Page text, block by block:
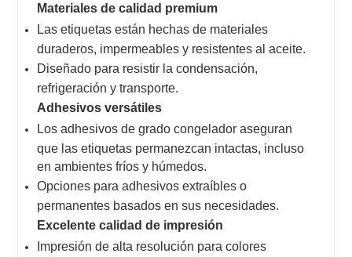
Materiales de calidad premium
Las etiquetas están hechas de materiales
duraderos, impermeables y resistentes al aceite.
Diseñado para resistir la condensación,
refrigeración y transporte.
Adhesivos versátiles
Los adhesivos de grado congelador aseguran
que las etiquetas permanezcan intactas, incluso
en ambientes fríos y húmedos.
Opciones para adhesivos extraíbles o
permanentes basados en sus necesidades.
Excelente calidad de impresión
Impresión de alta resolución para colores